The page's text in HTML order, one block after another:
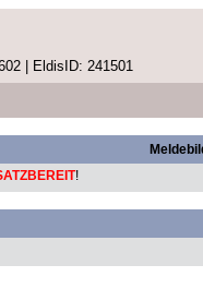
| EldisID: 241501
!